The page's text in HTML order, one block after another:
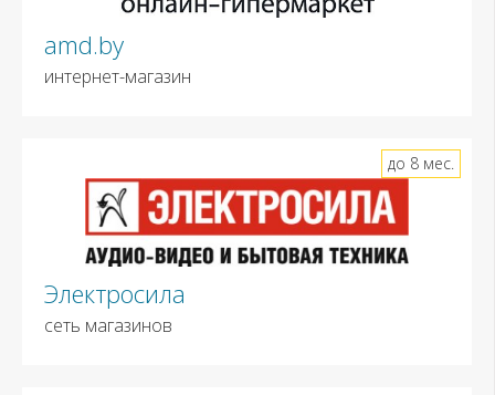
amd.by
интернет-магазин
Электросила
сеть магазинов
до 8 мес.